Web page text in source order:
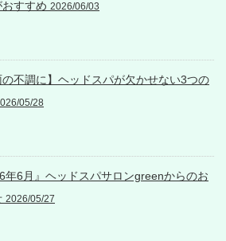
すすめ 2026/06/03
の不調に】ヘッドスパが欠かせない3つの
05/28
年6月』ヘッドスパサロンgreenからのお
2026/05/27